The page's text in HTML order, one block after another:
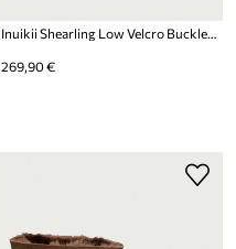
Inuikii Shearling Low Velcro Buckle sneakers γυναικεία σουέτ
269,90 €